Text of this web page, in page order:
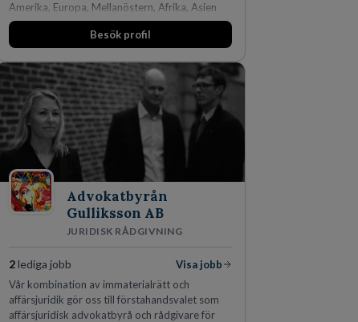
Amerika, Europa, Mellanöstern, Afrika, Asien
och Oceanien. Vi är specialister inom
affärsjuridikens alla områden och vi har några
fler än 450 jurister på fem kontor i Stockholm,
Köpenhamn, Århus, Oslo och Helsingfors kan vi
på DLA Piper erbjuda våra klienter en unik,
effektiv och gränsöverskridande nordisk
expertis. På vårt kontor i centrala Stockholm är
vi idag drygt 240 medarbetare.
Besök profil
Advokatbyrån
Gulliksson AB
JURIDISK RÅDGIVNING
2lediga jobb
Visa jobb
Vår kombination av immaterialrätt och
affärsjuridik gör oss till förstahandsvalet som
affärsjuridisk advokatbyrå och rådgivare för